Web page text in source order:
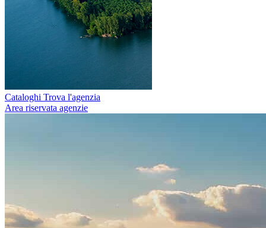
Cataloghi Trova l'agenzia
Area riservata agenzie